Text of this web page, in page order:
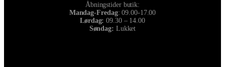
Åbningstider butik:
Mandag-Fredag: 09.00-17.00
Lørdag:09.30 – 14.00
Søndag: Lukket